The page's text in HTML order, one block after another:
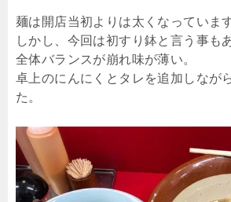
麺は開店当初よりは太くなっています
しかし、今回は初すり鉢と言う事も
全体バランスが崩れ味が薄い。
卓上のにんにくとタレを追加しなが
た。